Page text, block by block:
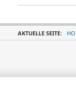
AKTUELLE SEITE: